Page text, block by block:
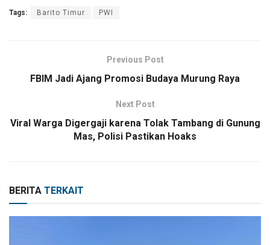
Tags: Barito Timur PWI
Previous Post
FBIM Jadi Ajang Promosi Budaya Murung Raya
Next Post
Viral Warga Digergaji karena Tolak Tambang di Gunung
Mas, Polisi Pastikan Hoaks
BERITA TERKAIT